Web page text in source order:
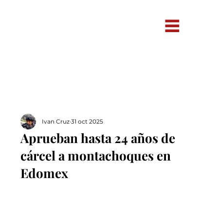
Aprueban hasta 24 años de
cárcel a montachoques en
Edomex
Ivan Cruz 31 oct 2025